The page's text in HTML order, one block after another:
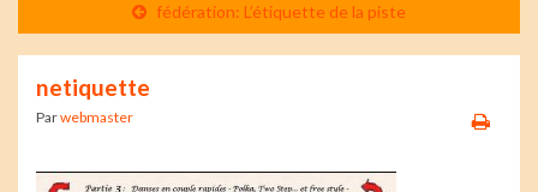
fédération: L’étiquette de la piste
netiquette
Parwebmaster